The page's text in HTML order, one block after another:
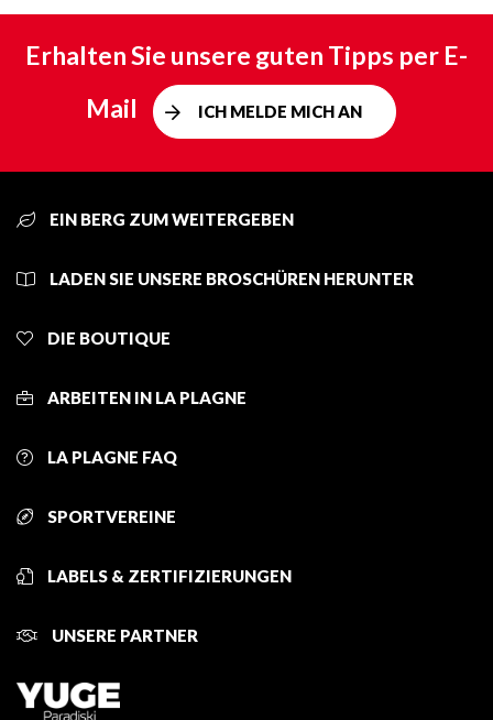
Erhalten Sie unsere guten Tipps per E-
Mail
ICH MELDE MICH AN
EIN BERG ZUM WEITERGEBEN
LADEN SIE UNSERE BROSCHÜREN HERUNTER
DIE BOUTIQUE
ARBEITEN IN LA PLAGNE
LA PLAGNE FAQ
SPORTVEREINE
LABELS & ZERTIFIZIERUNGEN
UNSERE PARTNER